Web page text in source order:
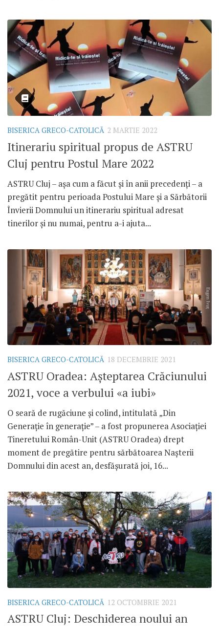
BISERICA GRECO-CATOLICĂ 2 MARTIE 2022
Itinerariu spiritual propus de ASTRU
Cluj pentru Postul Mare 2022
ASTRU Cluj – așa cum a făcut și în anii precedenți – a
pregătit pentru perioada Postului Mare și a Sărbătorii
Învierii Domnului un itinerariu spiritual adresat
tinerilor și nu numai, pentru a-i ajuta...
BISERICA GRECO-CATOLICĂ 18 DECEMBRIE 2021
ASTRU Oradea: Așteptarea Crăciunului
2021, voce a verbului «a iubi»
O seară de rugăciune și colind, intitulată „Din
Generație în generație” – a fost propunerea Asociației
Tineretului Român-Unit (ASTRU Oradea) drept
moment de pregătire pentru sărbătoarea Nașterii
Domnului din acest an, desfășurată joi, 16...
BISERICA GRECO-CATOLICĂ 12 OCTOMBRIE 2021
ASTRU Cluj: Deschiderea noului an